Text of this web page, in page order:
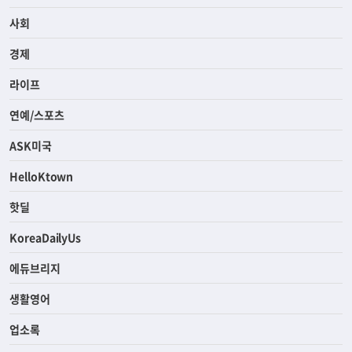
사회
경제
라이프
연예/스포츠
ASK미국
HelloKtown
핫딜
KoreaDailyUs
에듀브리지
생활영어
업소록